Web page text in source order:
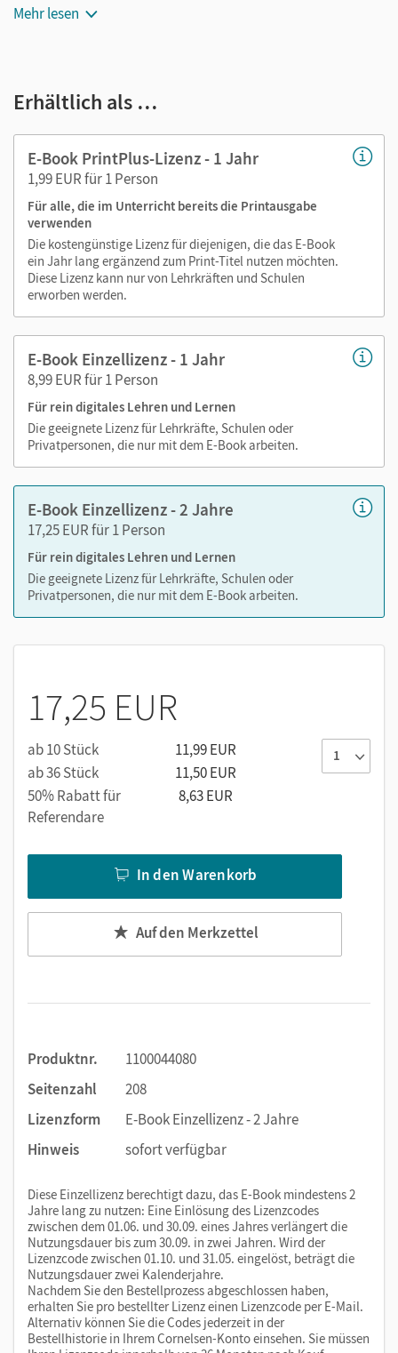
Notiz- und Markierungsmöglichkeit
Lernen:
Notizen erstellen
Markierungen setzen
Text ergänzen
Lesezeichen hinzufügen
Suchen im Text
Zoomen
Mehr lesen
Erhältlich als …
E-Book PrintPlus-Lizenz - 1 Jahr
1,99 EUR für 1 Person
Für alle, die im Unterricht bereits die Printausgabe
verwenden
Die kostengünstige Lizenz für diejenigen, die das E-Book
ein Jahr lang ergänzend zum Print-Titel nutzen möchten.
Diese Lizenz kann nur von Lehrkräften und Schulen
erworben werden.
E-Book Einzellizenz - 1 Jahr
8,99 EUR für 1 Person
Für rein digitales Lehren und Lernen
Die geeignete Lizenz für Lehrkräfte, Schulen oder
Privatpersonen, die nur mit dem E-Book arbeiten.
E-Book Einzellizenz - 2 Jahre
17,25 EUR für 1 Person
Für rein digitales Lehren und Lernen
Die geeignete Lizenz für Lehrkräfte, Schulen oder
Privatpersonen, die nur mit dem E-Book arbeiten.
17,25 EUR
ab 10 Stück
11,99 EUR
ab 36 Stück
11,50 EUR
50% Rabatt für
Referendare
8,63 EUR
In den Warenkorb
Auf den Merkzettel
Produktnr.
1100044080
Seitenzahl
208
Lizenzform
E-Book Einzellizenz - 2 Jahre
Hinweis
sofort verfügbar
Diese Einzellizenz berechtigt dazu, das E-Book mindestens 2
Jahre lang zu nutzen: Eine Einlösung des Lizenzcodes
zwischen dem 01.06. und 30.09. eines Jahres verlängert die
Nutzungsdauer bis zum 30.09. in zwei Jahren. Wird der
Lizenzcode zwischen 01.10. und 31.05. eingelöst, beträgt die
Nutzungsdauer zwei Kalenderjahre.
Nachdem Sie den Bestellprozess abgeschlossen haben,
erhalten Sie pro bestellter Lizenz einen Lizenzcode per E-Mail.
Alternativ können Sie die Codes jederzeit in der
Bestellhistorie in Ihrem Cornelsen-Konto einsehen. Sie müssen